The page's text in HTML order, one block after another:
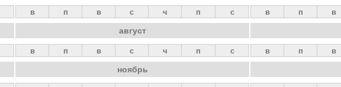
в п в с ч п с в п в
август
в п в с ч п с в п в
ноябрь